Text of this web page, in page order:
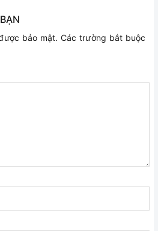
bảo mật. Các trường bắt buộc